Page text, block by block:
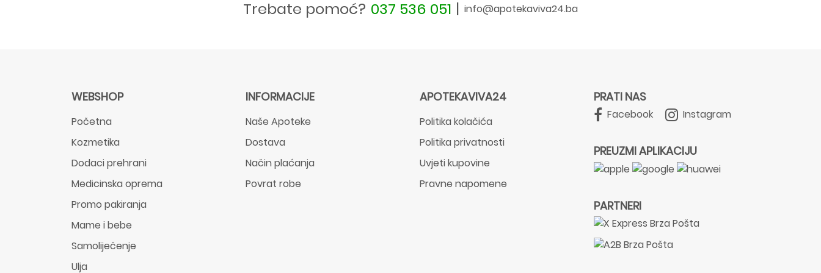
Trebate pomoć? 037 536 051 | info@apotekaviva24.ba
WEBSHOP
Početna
Kozmetika
Dodaci prehrani
Medicinska oprema
Promo pakiranja
Mame i bebe
Samoliječenje
Ulja
INFORMACIJE
Naše Apoteke
Dostava
Način plaćanja
Povrat robe
APOTEKAVIVA24
Politika kolačića
Politika privatnosti
Uvjeti kupovine
Pravne napomene
PRATI NAS
Facebook Instagram
PREUZMI APLIKACIJU
PARTNERI